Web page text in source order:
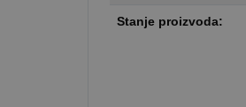
Stanje proizvoda: